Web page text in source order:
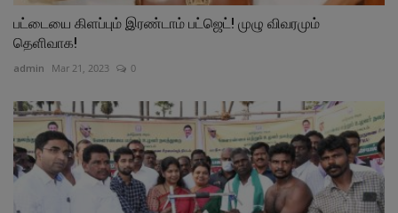
பட்டையை கிளப்பும் இரண்டாம் பட்ஜெட்! முழு விவரமும்
தெளிவாக!
admin Mar 21, 2023 0